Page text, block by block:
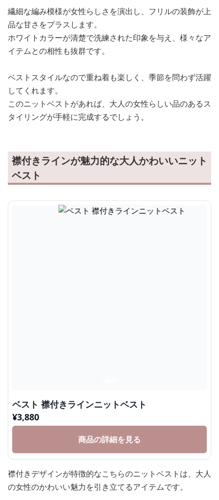
繊細な編み模様が女性らしさを演出し、フリルの装飾が上
品な甘さをプラスします。
ホワイトカラーが清楚で洗練された印象を与え、様々なア
イテムとの相性も抜群です。
ベストスタイルなので重ね着も楽しく、季節を問わず活躍
してくれます。
このニットベストがあれば、大人の女性らしい品のあるス
タイリングが手軽に完成するでしょう。
襟付きラインが魅力的な大人かわいいニット
ベスト
ベスト 襟付きラインニットベスト
¥3,880
商品の詳細を見る
襟付きデザインが特徴的なこちらのニットベストは、大人
の女性のかわいい魅力を引き立てるアイテムです。